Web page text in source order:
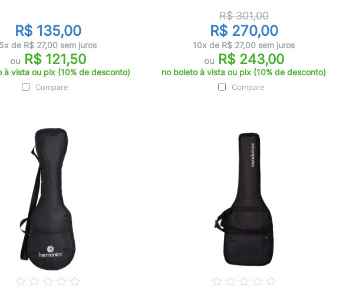
R$ 135,00
5x de R$ 27,00 sem juros
ou R$ 121,50
à vista ou pix (10% de desconto)
Compare
R$ 301,00
R$ 270,00
10x de R$ 27,00 sem juros
ou R$ 243,00
no boleto à vista ou pix (10% de desconto)
Compare